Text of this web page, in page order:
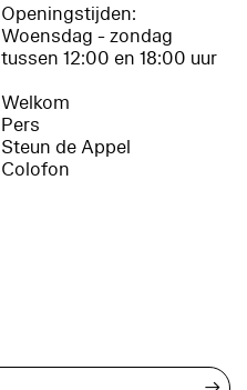
Openingstijden:
Woensdag - zondag
tussen 12:00 en 18:00 uur
Welkom
Pers
Steun de Appel
Colofon